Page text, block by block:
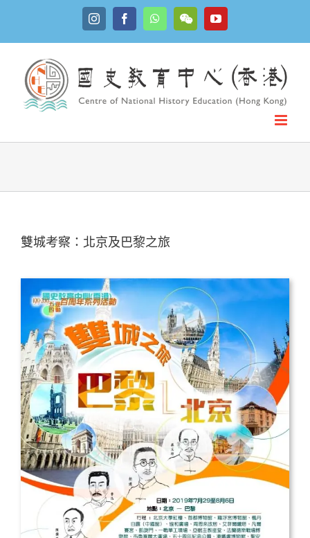
InstagramFacebookWhatsApp
WeChat
YouTube
雙城考察：北京及巴黎之旅